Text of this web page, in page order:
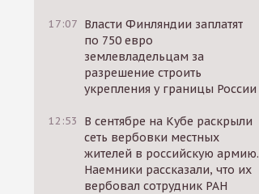
17:07 Власти Финляндии заплатят
по 750 евро
землевладельцам за
разрешение строить
укрепления у границы России
12:53
В сентябре на Кубе раскрыли
сеть вербовки местных
жителей в российскую армию.
Наемники рассказали, что их
вербовал сотрудник РАН